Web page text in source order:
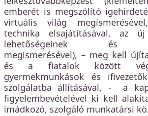
emberét is megszólító
virtuális világ
technika elsajátításával, az új
lehetőségeinek és
megismerésével), – meg kell
és a fiatalok között
gyermekmunkások és
szolgálatba állításával, - a
figyelembevételével ki kell
imádkozó, szolgáló munkatársi